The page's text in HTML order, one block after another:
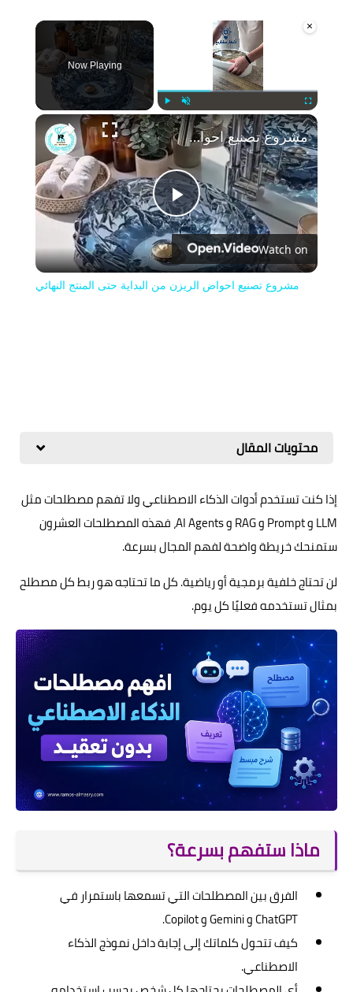
×
Play Unmute Fullscreen
Now Playing
Play
Video
مشروع تصنيع احواض الريزن من البداية حتى المنتج النهائي
Watch on
مشروع تصنيع احواض الريزن من البداية حتى المنتج النهائي
محتويات المقال
إذا كنت تستخدم أدوات الذكاء الاصطناعي ولا تفهم مصطلحات مثل
LLM و Prompt و RAG و AI Agents، فهذه المصطلحات العشرون
ستمنحك خريطة واضحة لفهم المجال بسرعة.
لن تحتاج خلفية برمجية أو رياضية. كل ما تحتاجه هو ربط كل مصطلح
بمثال تستخدمه فعليًا كل يوم.
ماذا ستفهم بسرعة؟
الفرق بين المصطلحات التي تسمعها باستمرار في
ChatGPT و Gemini و Copilot.
كيف تتحول كلماتك إلى إجابة داخل نموذج الذكاء
الاصطناعي.